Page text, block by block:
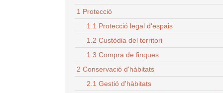
1 Protecció
1.1 Protecció legal d'espais
1.2 Custòdia del territori
1.3 Compra de finques
2 Conservació d'hàbitats
2.1 Gestió d'hàbitats